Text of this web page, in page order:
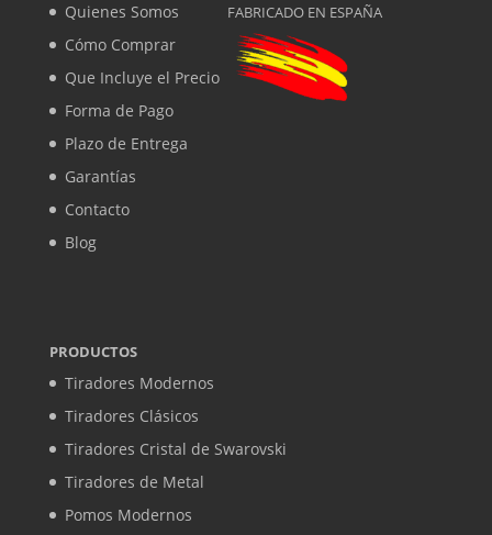
Quienes Somos
Cómo Comprar
Que Incluye el Precio
Forma de Pago
Plazo de Entrega
Garantías
Contacto
Blog
FABRICADO EN ESPAÑA
PRODUCTOS
Tiradores Modernos
Tiradores Clásicos
Tiradores Cristal de Swarovski
Tiradores de Metal
Pomos Modernos